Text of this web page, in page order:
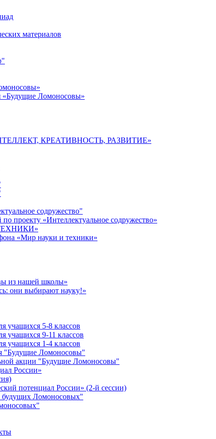
материалов
«Будущие Ломоносовы»
КРЕАТИВНОСТЬ, РАЗВИТИЕ»
содружество"
проекту «Интеллектуальное содружество»
«Мир науки и техники»
из нашей школы»
они выбирают науку!»
5-8 классов
9-11 классов
1-4 классов
"Будущие Ломоносовы"
акции "Будущие Ломоносовы"
России»
потенциал России» (2-й сессии)
будущих Ломоносовых"